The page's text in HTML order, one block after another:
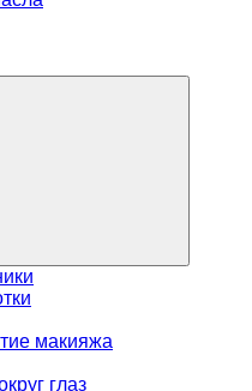
макияжа
глаз